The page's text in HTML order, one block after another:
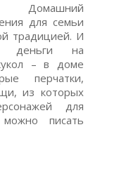
Домашний
для семьи
традицией. И
деньги на
– в доме
перчатки,
из которых
для
писать